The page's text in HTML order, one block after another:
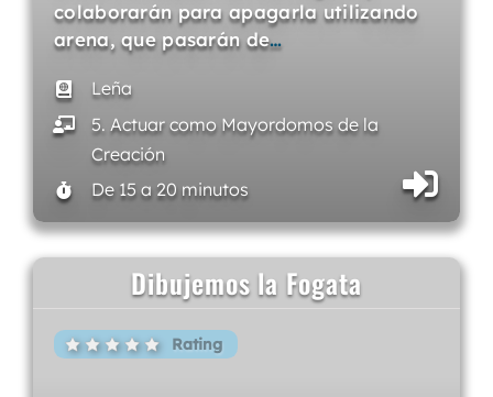
colaborarán para apagarla utilizando
arena, que pasarán de…
Leña
5. Actuar como Mayordomos de la
Creación
De 15 a 20 minutos
Dibujemos la Fogata
Rating